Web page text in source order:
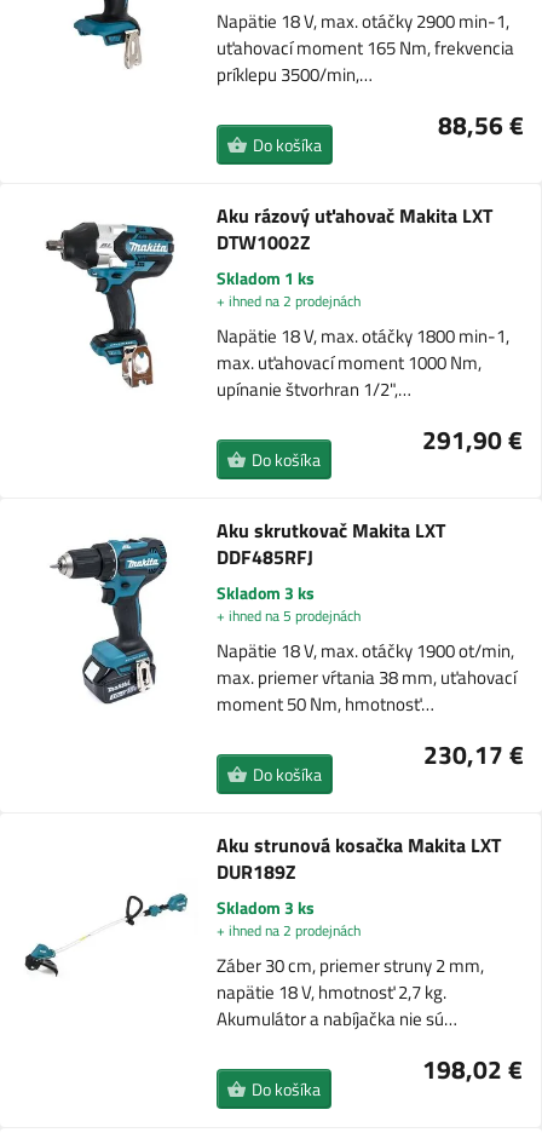
Napätie 18 V, max. otáčky 2900 min-1,
uťahovací moment 165 Nm, frekvencia
príklepu 3500/min,…
88,56 €
Do košíka
Aku rázový uťahovač Makita LXT
DTW1002Z
Skladom 1 ks
+ ihned na 2 prodejnách
Napätie 18 V, max. otáčky 1800 min-1,
max. uťahovací moment 1000 Nm,
upínanie štvorhran 1/2",…
291,90 €
Do košíka
Aku skrutkovač Makita LXT
DDF485RFJ
Skladom 3 ks
+ ihned na 5 prodejnách
Napätie 18 V, max. otáčky 1900 ot/min,
max. priemer vŕtania 38 mm, uťahovací
moment 50 Nm, hmotnosť…
230,17 €
Do košíka
Aku strunová kosačka Makita LXT
DUR189Z
Skladom 3 ks
+ ihned na 2 prodejnách
Záber 30 cm, priemer struny 2 mm,
napätie 18 V, hmotnosť 2,7 kg.
Akumulátor a nabíjačka nie sú…
198,02 €
Do košíka